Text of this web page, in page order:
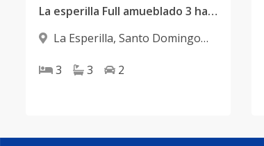
La esperilla Full amueblado 3 habitaciones
La Esperilla, Santo Domingo
3
3 2